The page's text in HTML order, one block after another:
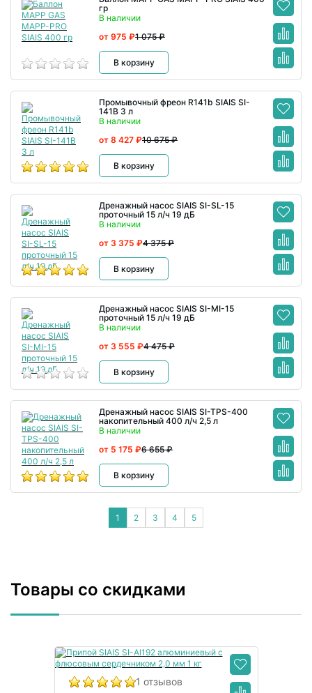
гр
В наличии
1 075 ₽
от 975 ₽
В корзину
Промывочный фреон R141b SIAIS SI-
141B 3 л
В наличии
10 675 ₽
от 8 427 ₽
В корзину
Дренажный насос SIAIS SI-SL-15
проточный 15 л/ч 19 дБ
В наличии
4 375 ₽
от 3 375 ₽
В корзину
Дренажный насос SIAIS SI-MI-15
проточный 15 л/ч 19 дБ
В наличии
4 475 ₽
от 3 555 ₽
В корзину
Дренажный насос SIAIS SI-TPS-400
накопительный 400 л/ч 2,5 л
В наличии
6 655 ₽
от 5 175 ₽
В корзину
1 2 3 4 5
Товары со скидками
1 отзывов